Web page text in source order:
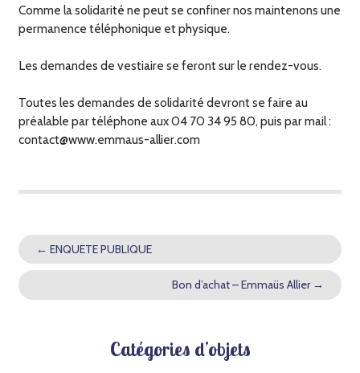
Comme la solidarité ne peut se confiner nos maintenons une
permanence téléphonique et physique.
Les demandes de vestiaire se feront sur le rendez-vous.
Toutes les demandes de solidarité devront se faire au
préalable par téléphone aux 04 70 34 95 80, puis par mail :
contact@www.emmaus-allier.com
← ENQUETE PUBLIQUE
Bon d’achat – Emmaüs Allier →
Catégories d’objets